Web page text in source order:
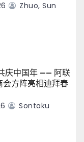
Zhuo, Sun
庆中国年 —— 阿联
会方阵亮相迪拜春
Sontaku